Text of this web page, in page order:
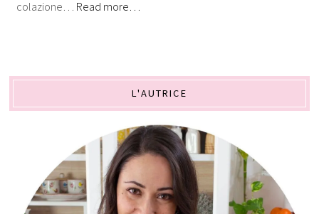
colazione… Read more…
L'AUTRICE